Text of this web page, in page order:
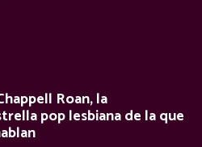
Roan, la
pop lesbiana de la que